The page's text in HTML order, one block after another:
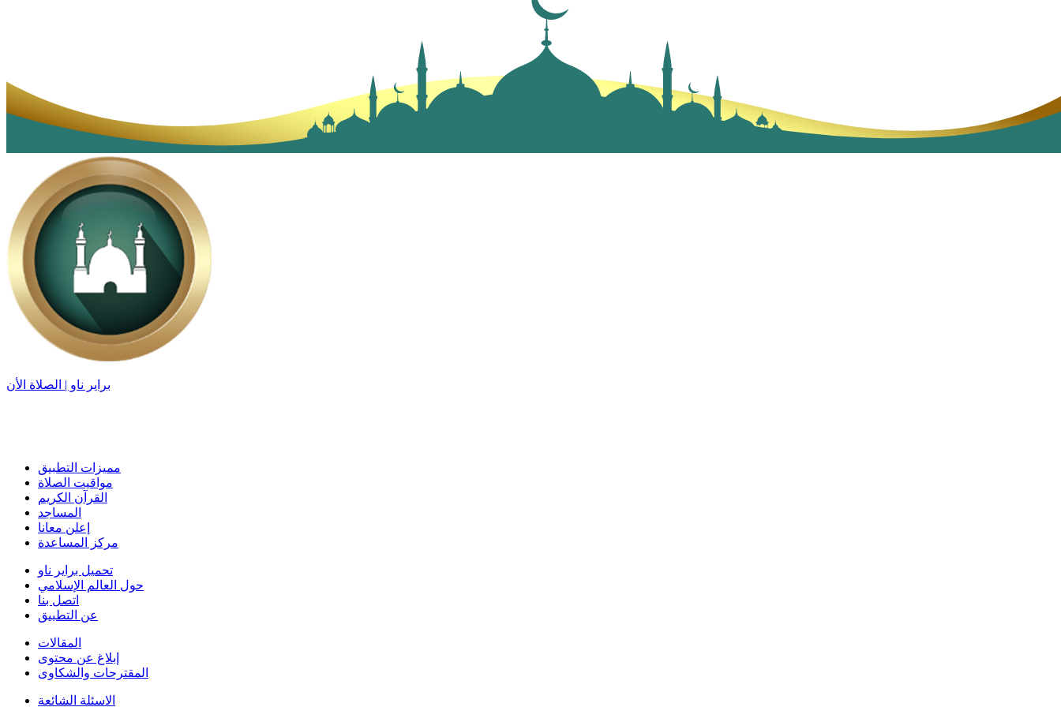
براير ناو | الصلاة الأن
مميزات التطبيق
مواقيت الصلاة
القرآن الكريم
المساجد
إعلن معانا
مركز المساعدة
تحميل براير ناو
حول العالم الإسلامي
اتصل بنا
عن التطبيق
المقالات
إبلاغ عن محتوى
المقترحات والشكاوى
الاسئلة الشائعة